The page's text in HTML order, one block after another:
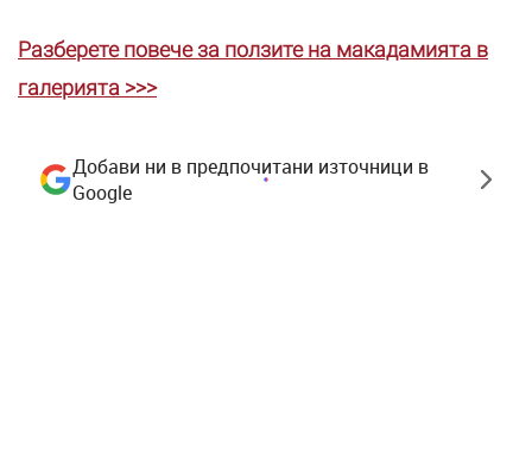
Разберете повече за ползите на макадамията в
галерията >>>
Добави ни в предпочитани източници в
Google